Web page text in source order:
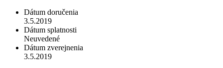
Dátum doručenia
3.5.2019
Dátum splatnosti
Neuvedené
Dátum zverejnenia
3.5.2019